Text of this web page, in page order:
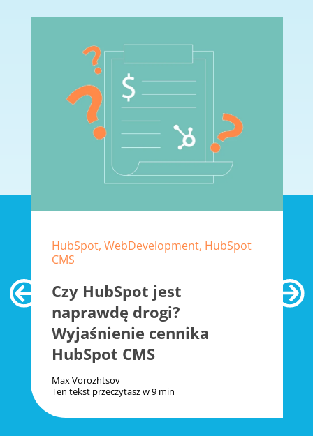
HubSpot, WebDevelopment, HubSpot
CMS
Czy HubSpot jest
naprawdę drogi?
Wyjaśnienie cennika
HubSpot CMS
Max Vorozhtsov
Ten tekst przeczytasz w9 min